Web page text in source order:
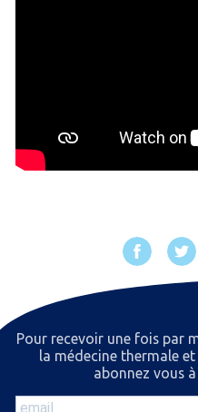
Pour recevoir une fois par
la médecine thermale
abonnez vous